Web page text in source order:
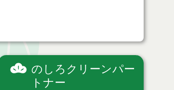
のしろクリーンパー
トナー